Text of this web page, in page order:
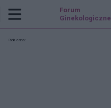
Forum
Ginekologiczne
Reklama: